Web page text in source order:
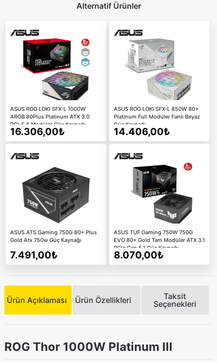
Alternatif Ürünler
ASUS ROG LOKI SFX-L 1000W
ARGB 80Plus Platinum ATX 3.0
PCI-E 5 Modüler Güç Kaynağı
16.306,00₺
ASUS ROG LOKI SFX-L 850W 80+
Platinum Full Modüler Fanlı Beyaz
Güç Kaynağı
14.406,00₺
ASUS ATS Gaming 750G 80+ Plus
Gold Atx 750w Güç Kaynağı
7.491,00₺
ASUS TUF Gaming 750W 750G
EVO 80+ Gold Tam Modüler ATX 3.1
PCIe Gen 5.1 Güç Kaynağı
8.070,00₺
Ürün Açıklaması Ürün Özellikleri
Taksit
Seçenekleri
ROG Thor 1000W Platinum III